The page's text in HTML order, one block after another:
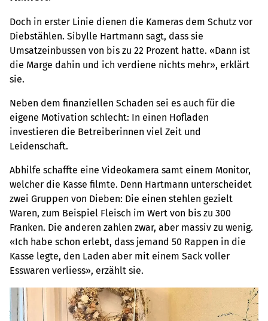
Doch in erster Linie dienen die Kameras dem Schutz vor
Diebstählen. Sibylle Hartmann sagt, dass sie
Umsatzeinbussen von bis zu 22 Prozent hatte. «Dann ist
die Marge dahin und ich verdiene nichts mehr», erklärt
sie.
Neben dem finanziellen Schaden sei es auch für die
eigene Motivation schlecht: In einen Hofladen
investieren die Betreiberinnen viel Zeit und
Leidenschaft.
Abhilfe schaffte eine Videokamera samt einem Monitor,
welcher die Kasse filmte. Denn Hartmann unterscheidet
zwei Gruppen von Dieben: Die einen stehlen gezielt
Waren, zum Beispiel Fleisch im Wert von bis zu 300
Franken. Die anderen zahlen zwar, aber massiv zu wenig.
«Ich habe schon erlebt, dass jemand 50 Rappen in die
Kasse legte, den Laden aber mit einem Sack voller
Esswaren verliess», erzählt sie.